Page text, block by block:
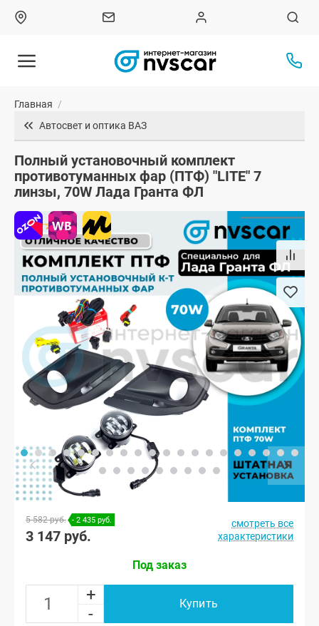
Главная /
Автосвет и оптика ВАЗ
Полный установочный комплект
противотуманных фар (ПТФ) "LITE" 7
линзы, 70W Лада Гранта ФЛ
5 582 руб. - 2 435 руб.
3 147 руб.
смотреть все
характеристики
Под заказ
+
-
Купить